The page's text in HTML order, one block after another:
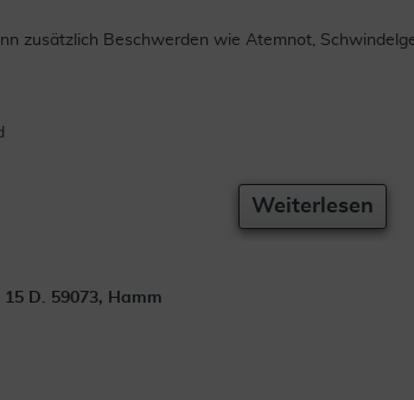
zusätzlich Beschwerden wie Atemnot,
Weiterlesen
D. 59073, Hamm